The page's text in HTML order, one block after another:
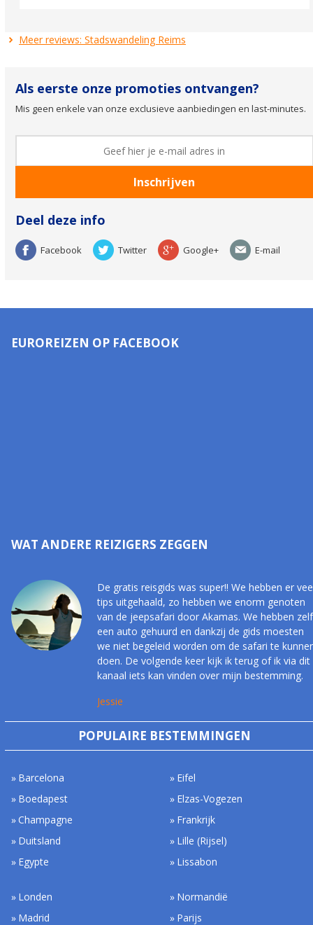
Meer reviews: Stadswandeling Reims
Als eerste onze promoties ontvangen?
Mis geen enkele van onze exclusieve aanbiedingen en last-minutes.
Deel deze info
Facebook Twitter Google+ E-mail
EUROREIZEN OP FACEBOOK
WAT ANDERE REIZIGERS ZEGGEN
De gratis reisgids was super!! We hebben er
tips uitgehaald, zo hebben we enorm genoten
van de jeepsafari door Akamas. We hebben zelf
een auto gehuurd en dankzij de gids moesten
we niet begeleid worden om de safari te
doen. De volgende keer kijk ik terug of ik via dit
kanaal iets kan vinden over mijn bestemming.
Jessie
POPULAIRE BESTEMMINGEN
Barcelona
Boedapest
Champagne
Duitsland
Egypte
Eifel
Elzas-Vogezen
Frankrijk
Lille (Rijsel)
Lissabon
Londen
Madrid
Normandië
Parijs